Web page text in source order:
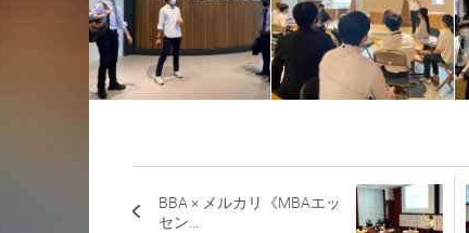
BBA × メルカリ《MBAエッ
セン...